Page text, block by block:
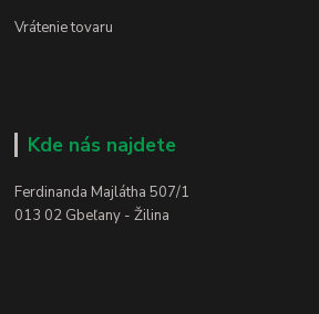
Vrátenie tovaru
Kde nás najdete
Ferdinanda Majlátha 507/1
013 02 Gbeľany - Žilina